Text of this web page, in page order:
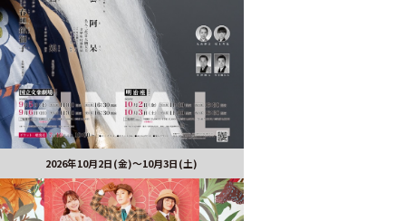
2026年10月2日(金)～10月3日(土)